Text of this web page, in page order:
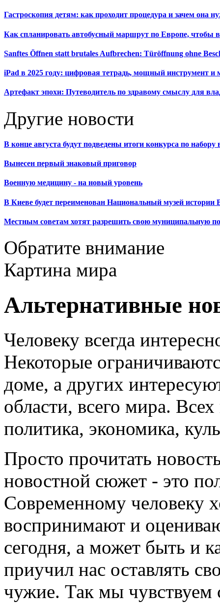
Гастроскопия детям: как проходит процедура и зачем она
Как спланировать автобусный маршрут по Европе, чтобы
Sanftes Öffnen statt brutales Aufbrechen: Türöffnung ohne
iPad в 2025 году: цифровая тетрадь, мощный инструмент и
Артефакт эпохи: Путеводитель по здравому смыслу для
Другие новости
В конце августа будут подведены итоги конкурса по
Вынесен первый знаковый приговор
Военную медицину - на новый уровень
В Киеве будет переименован Национальный музей истории
Местным советам хотят разрешить свою муниципальную
Обратите внимание
Картина мира
Альтернативные
Человеку всегда
Некоторые
доме, а других
области, всего мира.
политика, экономика,
Просто прочитать
новостной сюжет - это
Современному человеку
воспринимают и
сегодня, а может быть и
приучил нас оставлять
чужие. Так мы чувствуем